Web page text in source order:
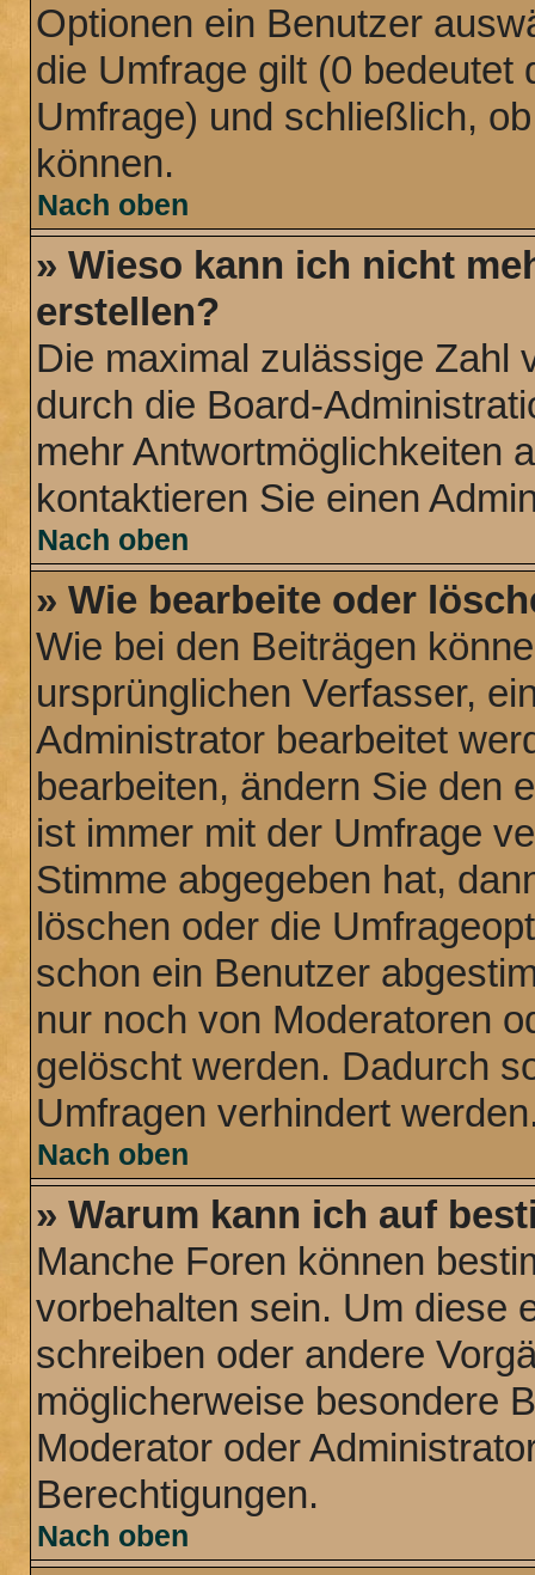
Optionen ein Benutzer
die Umfrage gilt (0 bedeutet
Umfrage) und schließlich,
können.
Nach oben
» Wieso kann ich nicht
erstellen?
Die maximal zulässige Zahl
durch die Board-
mehr Antwortmöglichkeiten
kontaktieren Sie einen
Nach oben
» Wie bearbeite oder
Wie bei den Beiträgen
ursprünglichen Verfasser,
Administrator bearbeitet
bearbeiten, ändern Sie den
ist immer mit der Umfrage
Stimme abgegeben hat,
löschen oder die
schon ein Benutzer
nur noch von Moderatoren
gelöscht werden. Dadurch
Umfragen verhindert
Nach oben
» Warum kann ich auf
Manche Foren können
vorbehalten sein. Um diese
schreiben oder andere
möglicherweise besondere
Moderator oder
Berechtigungen.
Nach oben